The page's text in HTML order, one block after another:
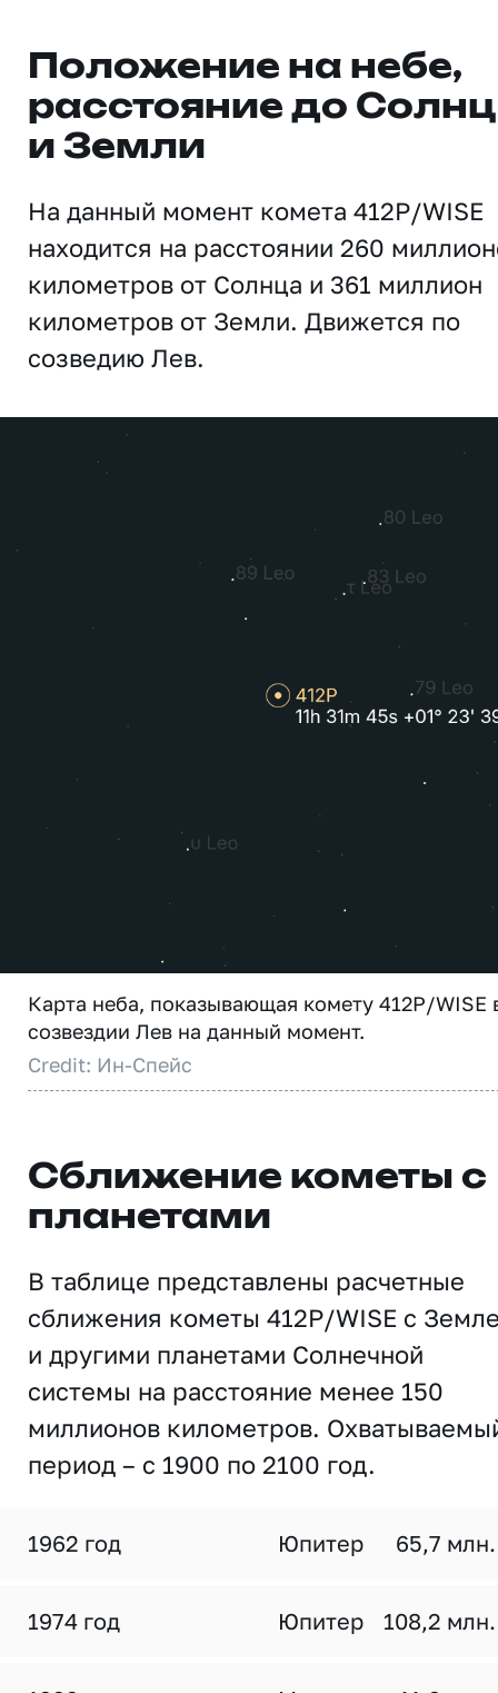
Положение на небе,
расстояние до
и Земли
На данный момент комета 412P/WISE
находится на расстоянии 260
километров от Солнца и 361 миллион
километров от Земли. Движется по
созведию Лев.
Карта неба, показывающая комету 412P/WISE
созвездии Лев на данный момент.
Credit: Ин-Спейс
Сближение кометы с
планетами
В таблице представлены расчетные
сближения кометы 412P/WISE с
и другими планетами Солнечной
системы на расстояние менее 150
миллионов километров.
период – с 1900 по 2100 год.
1962 год Юпитер 65,7
1974 год Юпитер 108,2